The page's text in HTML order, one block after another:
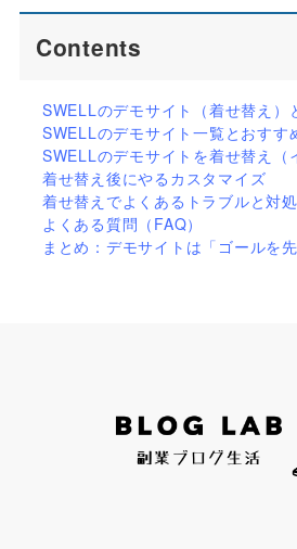
Contents
SWELLのデモサイト（着せ替え）
SWELLのデモサイト一覧とおすす
SWELLのデモサイトを着せ替え（
着せ替え後にやるカスタマイズ
着せ替えでよくあるトラブルと対処
よくある質問（FAQ）
まとめ：デモサイトは「ゴールを